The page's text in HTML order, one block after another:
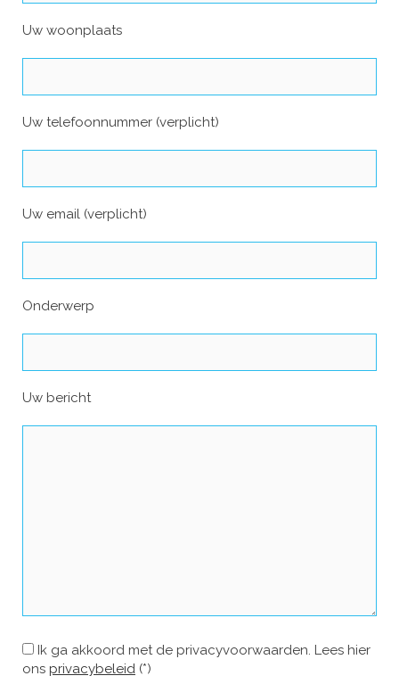
Uw woonplaats
Uw telefoonnummer (verplicht)
Uw email (verplicht)
Onderwerp
Uw bericht
Ik ga akkoord met de privacyvoorwaarden. Lees hier
ons privacybeleid (*)